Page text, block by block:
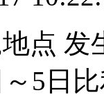
点 发
～5日